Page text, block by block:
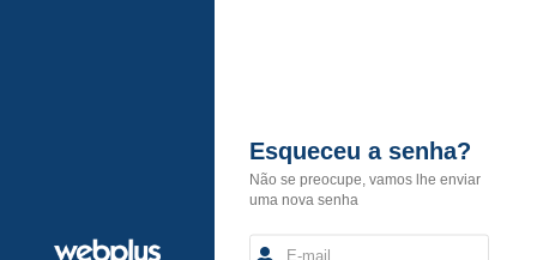
Esqueceu a senha?
Não se preocupe, vamos lhe enviar
uma nova senha